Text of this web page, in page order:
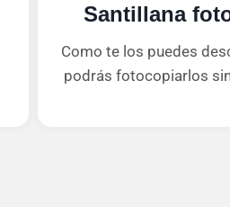
Santillana
Como te los puedes
podrás fotocopiarlos